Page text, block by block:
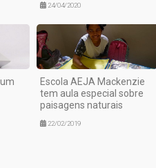
24/04/2020
Escola AEJA Mackenzie
tem aula especial sobre
paisagens naturais
22/02/2019